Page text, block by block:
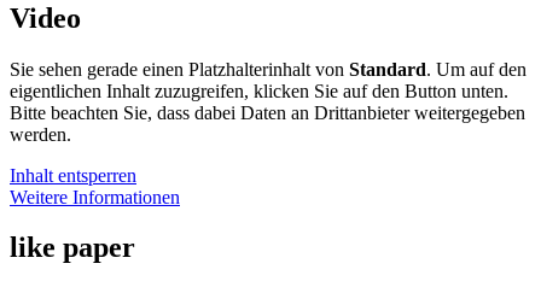
Video
Sie sehen gerade einen Platzhalterinhalt von Standard. Um auf den
eigentlichen Inhalt zuzugreifen, klicken Sie auf den Button unten.
Bitte beachten Sie, dass dabei Daten an Drittanbieter weitergegeben
werden.
Inhalt entsperren
Weitere Informationen
like paper